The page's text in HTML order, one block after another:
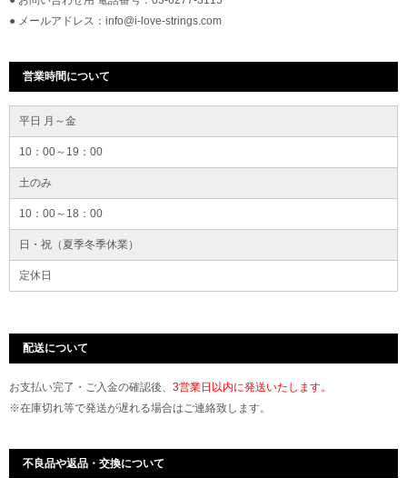
● メールアドレス：info@i-love-strings.com
営業時間について
平日 月～金
10：00～19：00
土のみ
10：00～18：00
日・祝（夏季冬季休業）
定休日
配送について
お支払い完了・ご入金の確認後、 3営業日以内に発送いたします。
※在庫切れ等で発送が遅れる場合はご連絡致します。
不良品や返品・交換について